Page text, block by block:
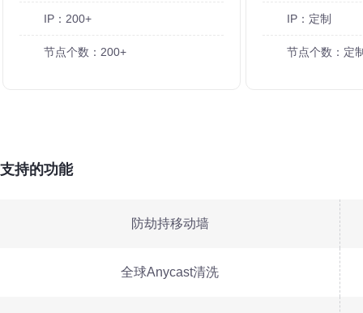
IP：200+
节点个数：200+
IP：定制
节点个数：定
支持的功能
防劫持移动墙
全球Anycast清洗